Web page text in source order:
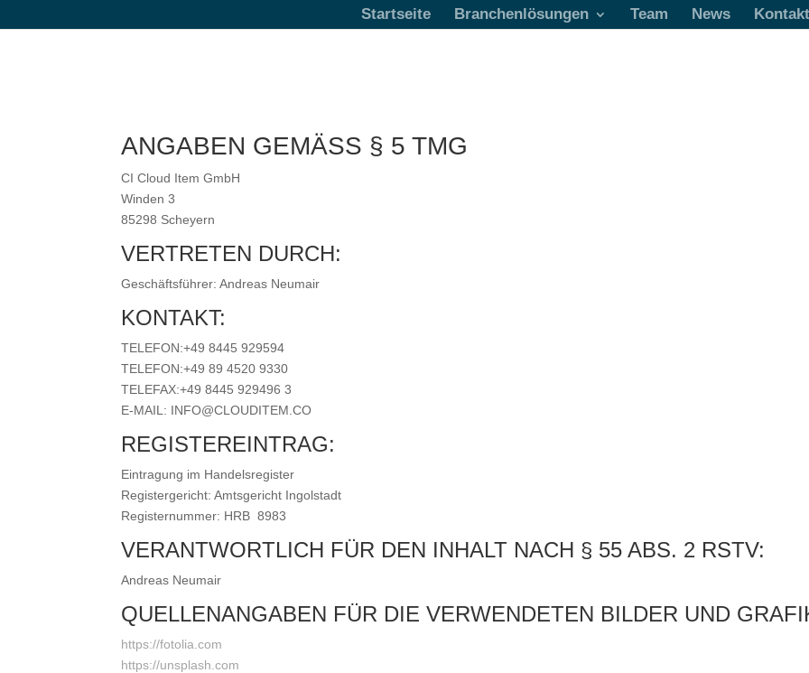
Startseite Branchenlösungen Team News Kontakt
ANGABEN GEMÄSS § 5 TMG
CI Cloud Item GmbH
Winden 3
85298 Scheyern
VERTRETEN DURCH:
Geschäftsführer: Andreas Neumair
KONTAKT:
TELEFON:+49 8445 929594
TELEFON:+49 89 4520 9330
TELEFAX:+49 8445 929496 3
E-MAIL: INFO@CLOUDITEM.CO
REGISTEREINTRAG:
Eintragung im Handelsregister
Registergericht: Amtsgericht Ingolstadt
Registernummer: HRB 8983
VERANTWORTLICH FÜR DEN INHALT NACH § 55 ABS. 2 RSTV:
Andreas Neumair
QUELLENANGABEN FÜR DIE VERWENDETEN BILDER UND
https://fotolia.com
https://unsplash.com